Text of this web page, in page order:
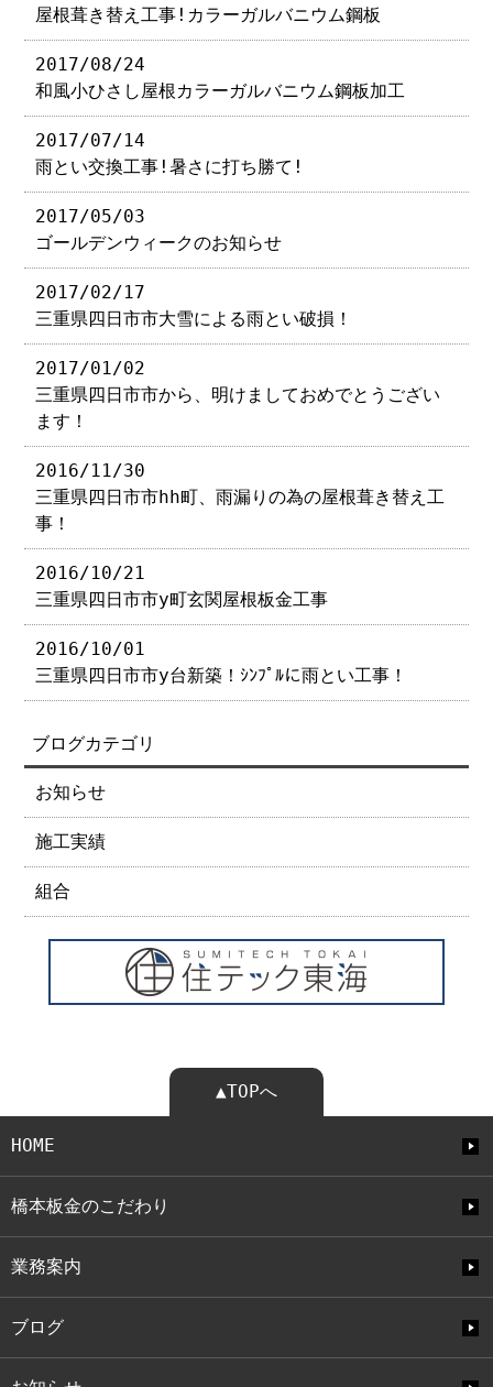
屋根葺き替え工事!カラーガルバニウム鋼板
2017/08/24
和風小ひさし屋根カラーガルバニウム鋼板加工
2017/07/14
雨とい交換工事!暑さに打ち勝て!
2017/05/03
ゴールデンウィークのお知らせ
2017/02/17
三重県四日市市大雪による雨とい破損！
2017/01/02
三重県四日市市から、明けましておめでとうござい
ます！
2016/11/30
三重県四日市市hh町、雨漏りの為の屋根葺き替え工
事！
2016/10/21
三重県四日市市y町玄関屋根板金工事
2016/10/01
三重県四日市市y台新築！ｼﾝﾌﾟﾙに雨とい工事！
ブログカテゴリ
お知らせ
施工実績
組合
▲TOPへ
HOME
橋本板金のこだわり
業務案内
ブログ